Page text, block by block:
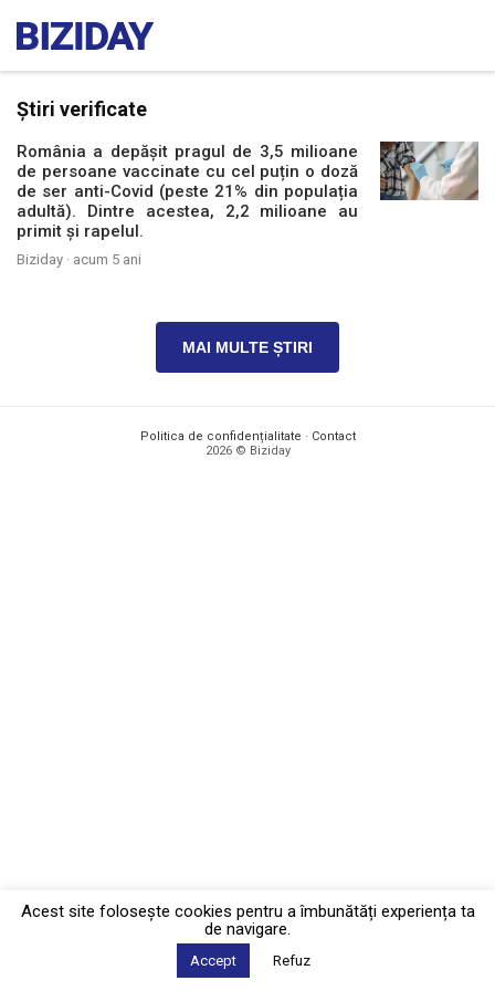
Știri verificate
România a depășit pragul de 3,5 milioane
de persoane vaccinate cu cel puțin o doză
de ser anti-Covid (peste 21% din populația
adultă). Dintre acestea, 2,2 milioane au
primit și rapelul.
Biziday · acum 5 ani
MAI MULTE ȘTIRI
Politica de confidențialitate · Contact
2026 © Biziday
Acest site foloseşte cookies pentru a îmbunătăți experiența ta
de navigare.
Accept Refuz